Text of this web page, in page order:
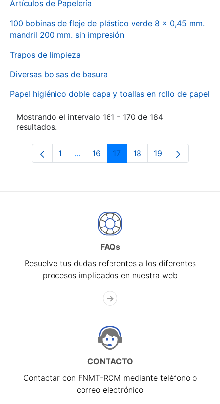
Artículos de Papelería
100 bobinas de fleje de plástico verde 8 x 0,45 mm.
mandril 200 mm. sin impresión
Trapos de limpieza
Diversas bolsas de basura
Papel higiénico doble capa y toallas en rollo de papel
Mostrando el intervalo 161 - 170 de 184
resultados.
Página
1 ...Páginas intermedias Use TAB para
Página
16 Página
17 Página
18 Página
19
FAQs
Resuelve tus dudas referentes a los diferentes
procesos implicados en nuestra web
CONTACTO
Contactar con FNMT-RCM mediante teléfono o
correo electrónico